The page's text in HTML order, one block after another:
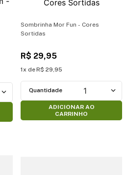
Sombrinha Mor Fun - Cores
Sortidas
R$ 29,95
1 R$ 29,95
1
ADICIONAR AO
CARRINHO